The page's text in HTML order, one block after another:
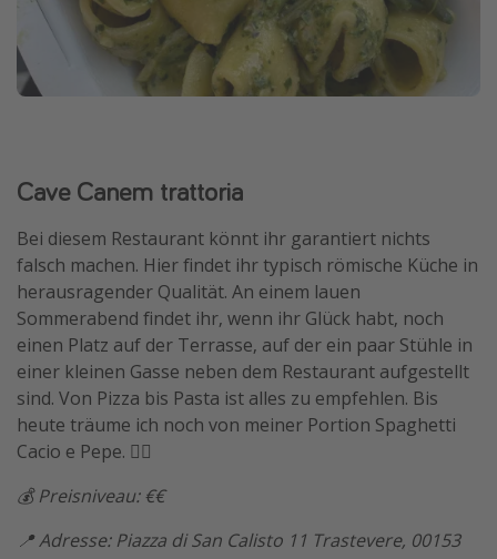
Cave Canem trattoria
Bei diesem Restaurant könnt ihr garantiert nichts
falsch machen. Hier findet ihr typisch römische Küche in
herausragender Qualität. An einem lauen
Sommerabend findet ihr, wenn ihr Glück habt, noch
einen Platz auf der Terrasse, auf der ein paar Stühle in
einer kleinen Gasse neben dem Restaurant aufgestellt
sind. Von Pizza bis Pasta ist alles zu empfehlen. Bis
heute träume ich noch von meiner Portion Spaghetti
Cacio e Pepe. 😮‍💨
💰 Preisniveau: €€
📍 Adresse: Piazza di San Calisto 11 Trastevere, 00153